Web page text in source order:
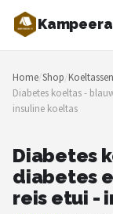
Zoeken
NAVIGATIE
Shop
Merken
Blog
Home/Shop/Koeltassen
Diabetes koeltas -
insuline koeltas
Diabetes
diabetes
reis etui -